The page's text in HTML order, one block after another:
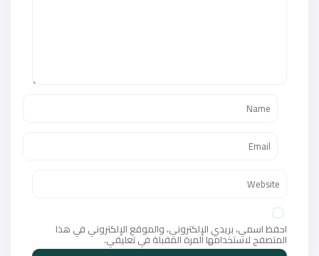
احفظ اسمي، بريدي الإلكتروني، والموقع الإلكتروني في هذا
المتصفح لاستخدامها المرة المقبلة في تعليقي.